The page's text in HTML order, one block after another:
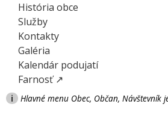
História obce
Služby
Kontakty
Galéria
Kalendár podujatí
Farnosť ↗
i Hlavné menu Obec, Občan, Návštevník